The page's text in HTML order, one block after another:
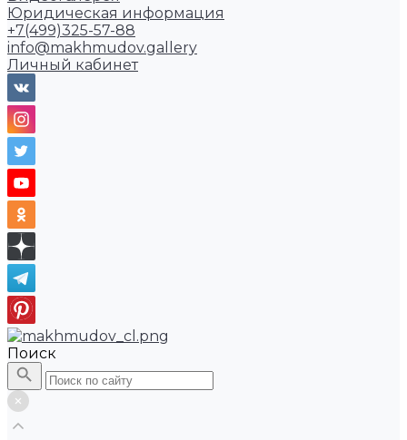
Юридическая информация
+7(499)325-57-88
info@makhmudov.gallery
Личный кабинет
Поиск